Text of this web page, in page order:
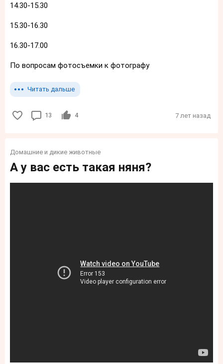
14.30-15.30
15.30-16.30
16.30-17.00
По вопросам фотосъемки к фотографу
Читать дальше
13 4 7 лет назад
Домашние и дикие животные
А у вас есть такая няня?